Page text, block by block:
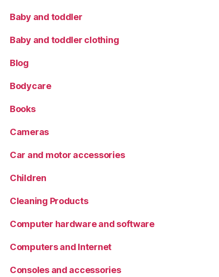
Baby and toddler
Baby and toddler clothing
Blog
Bodycare
Books
Cameras
Car and motor accessories
Children
Cleaning Products
Computer hardware and software
Computers and Internet
Consoles and accessories